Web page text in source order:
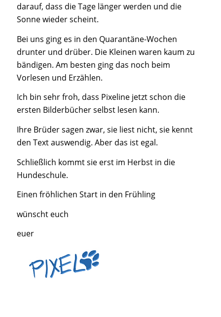
darauf, dass die Tage länger werden und die
Sonne wieder scheint.
Bei uns ging es in den Quarantäne-Wochen
drunter und drüber. Die Kleinen waren kaum zu
bändigen. Am besten ging das noch beim
Vorlesen und Erzählen.
Ich bin sehr froh, dass Pixeline jetzt schon die
ersten Bilderbücher selbst lesen kann.
Ihre Brüder sagen zwar, sie liest nicht, sie kennt
den Text auswendig. Aber das ist egal.
Schließlich kommt sie erst im Herbst in die
Hundeschule.
Einen fröhlichen Start in den Frühling
wünscht euch
euer